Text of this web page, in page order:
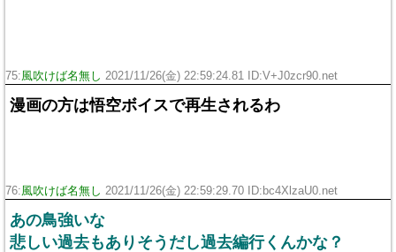
75:風吹けば名無し 2021/11/26(金) 22:59:24.81 ID:V+J0zcr90.net
漫画の方は悟空ボイスで再生されるわ
76:風吹けば名無し 2021/11/26(金) 22:59:29.70 ID:bc4XlzaU0.net
あの鳥強いな
悲しい過去もありそうだし過去編行くんかな？